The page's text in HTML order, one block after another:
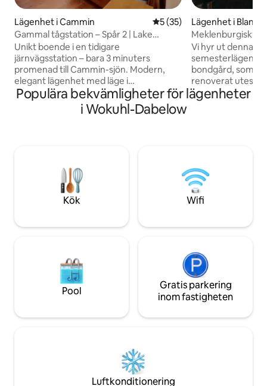
Lägenhet i Cammin 5 av 5 i genomsnittligt
5 (35)
Gammal tågstation – Spår 2 | Lake
District, natur
Unikt boende i en tidigare
järnvägsstation – bara 3 minuters
promenad till Cammin-sjön. Modern,
elegant lägenhet med läge i
Mecklenburgische Seenplatte. Sjön är
perfekt för bad, och det omgivande
området är idealiskt för promenader och
tyst med en speciell charm. Perfekt för
par och de som vill koppla av, idealiskt för
att varva ner och koppla av.
Lägenhet i
Meklenburgisk
Vi hyr ut denna
bondgård, som vi
renoverat
byggmaterial.
sydost och du
kan cykla och
Blankensee/
järnvägsstation.
Populära bekvämligheter för lägenheter
i Wokuhl-Dabelow
Kök Wifi
Pool
Gratis parkering
inom fastigheten
Luftkonditionering